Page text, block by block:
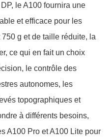
le A100 fournira une
et efficace pour les
g et de taille réduite, la
ce qui en fait un choix
le contrôle des
autonomes, les
topographiques et
à différents besoins,
A100 Pro et A100 Lite pour